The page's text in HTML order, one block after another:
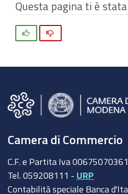
Questa pagina ti è
Camera di Commercio
C.F. e Partita Iva 00675070361
Tel. 059208111 - URP
Contabilità speciale Banca